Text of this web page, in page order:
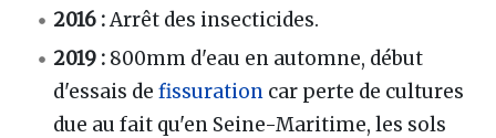
2016 :Arrêt des insecticides.
2019 : 800mm d'eau en automne, début
d'essais defissuration car perte de cultures
due au fait qu'en Seine-Maritime, les sols